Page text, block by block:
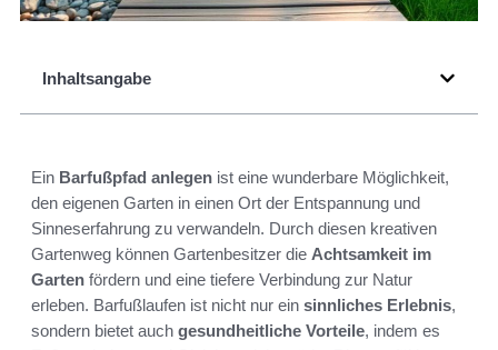
Inhaltsangabe
Ein Barfußpfad anlegen ist eine wunderbare Möglichkeit,
den eigenen Garten in einen Ort der Entspannung und
Sinneserfahrung zu verwandeln. Durch diesen kreativen
Gartenweg können Gartenbesitzer die Achtsamkeit im
Garten fördern und eine tiefere Verbindung zur Natur
erleben. Barfußlaufen ist nicht nur ein sinnliches Erlebnis,
sondern bietet auch gesundheitliche Vorteile, indem es